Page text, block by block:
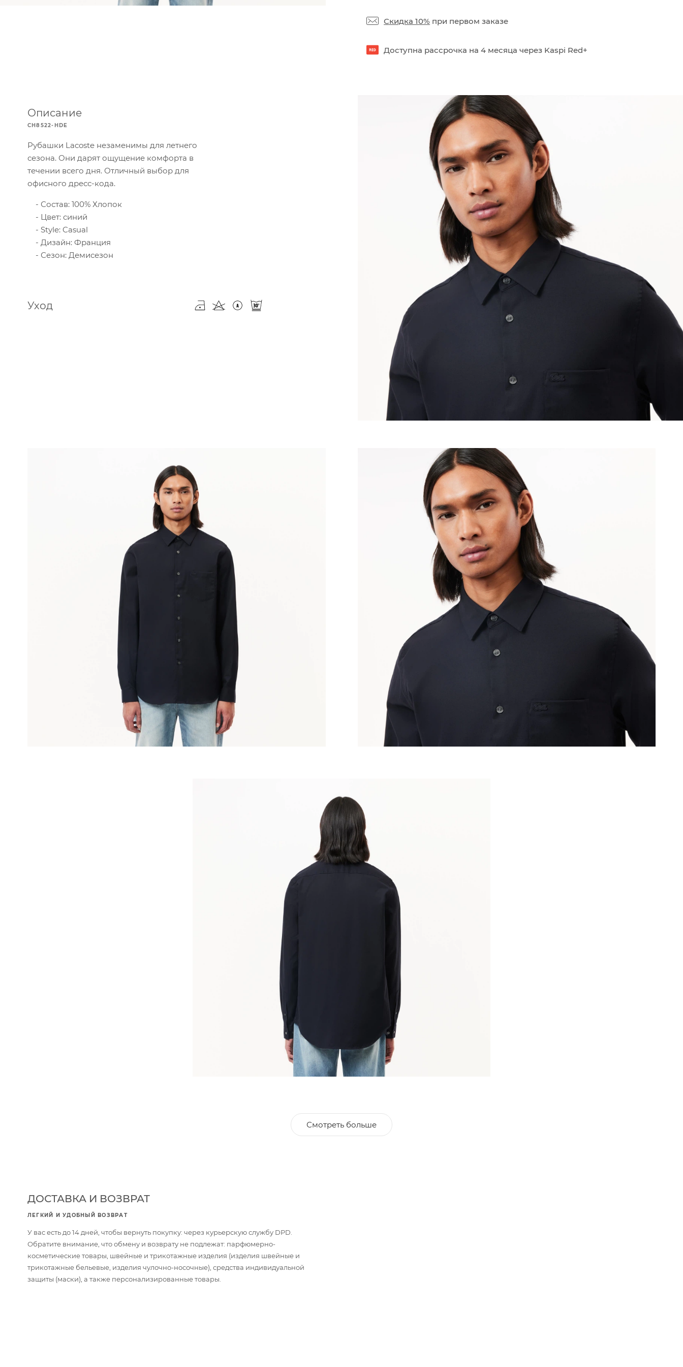
Скидка 10% при первом заказе
Доступна рассрочка на 4 месяца через Kaspi Red+
Описание
CH8522-HDE
Рубашки Lacoste незаменимы для летнего
сезона. Они дарят ощущение комфорта в
течении всего дня. Отличный выбор для
офисного дресс-кода.
Состав: 100% Хлопок
Цвет: синий
Style: Casual
Дизайн: Франция
Сезон: Демисезон
Уход
Смотреть больше
ДОСТАВКА И ВОЗВРАТ
ЛЕГКИЙ И УДОБНЫЙ ВОЗВРАТ
У вас есть до 14 дней, чтобы вернуть покупку: через курьерскую службу DPD.
Обратите внимание, что обмену и возврату не подлежат: парфюмерно-
косметические товары, швейные и трикотажные изделия (изделия швейные и
трикотажные бельевые, изделия чулочно-носочные), средства индивидуальной
защиты (маски), а также персонализированные товары.